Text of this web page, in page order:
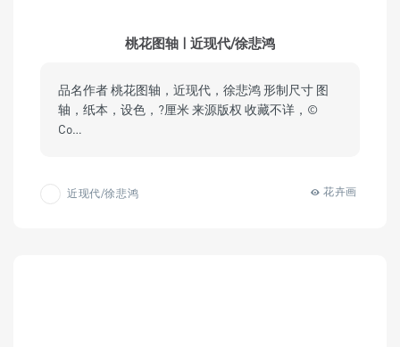
桃花图轴 | 近现代/徐悲鸿
品名作者 桃花图轴，近现代，徐悲鸿 形制尺寸 图
轴，纸本，设色，?厘米 来源版权 收藏不详，©
Co…
近现代/徐悲鸿 花卉画